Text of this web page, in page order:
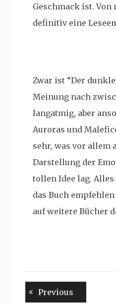
Geschmack ist. Von
definitiv eine
Zwar ist “Der
Meinung nach
langatmig, aber
Auroras und
sehr, was vor allem
Darstellung der
tollen Idee lag.
das Buch
auf weitere Bücher
Beitragsnavigation
Previous